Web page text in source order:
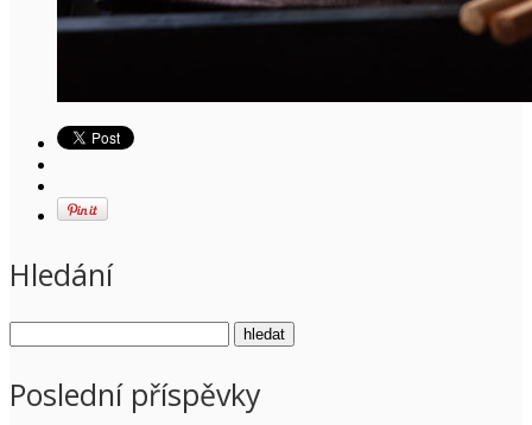
Hledání
Poslední příspěvky